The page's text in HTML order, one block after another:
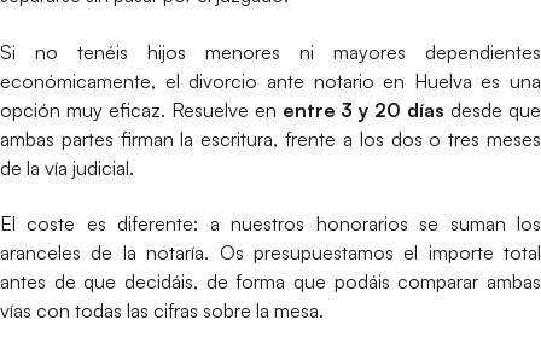
Si no tenéis hijos menores ni mayores dependientes
económicamente, el divorcio ante notario en Huelva es una
opción muy eficaz. Resuelve en entre 3 y 20 días desde que
ambas partes firman la escritura, frente a los dos o tres meses
de la vía judicial.
El coste es diferente: a nuestros honorarios se suman los
aranceles de la notaría. Os presupuestamos el importe total
antes de que decidáis, de forma que podáis comparar ambas
vías con todas las cifras sobre la mesa.